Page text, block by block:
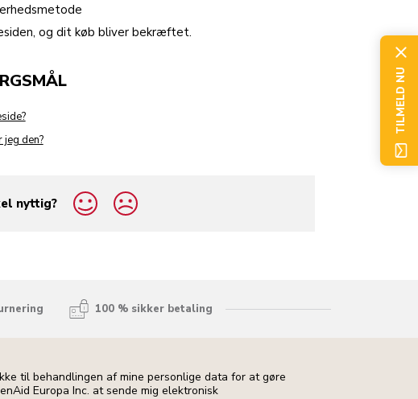
og dit køb bliver bekræftet.
den?
nyttig?
100 % sikker betaling
til behandlingen af mine personlige data for at gøre
Europa Inc. at sende mig elektronisk
TILMELD NU